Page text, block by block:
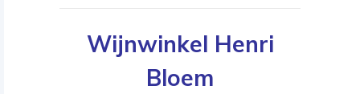
Wijnwinkel Henri
Bloem